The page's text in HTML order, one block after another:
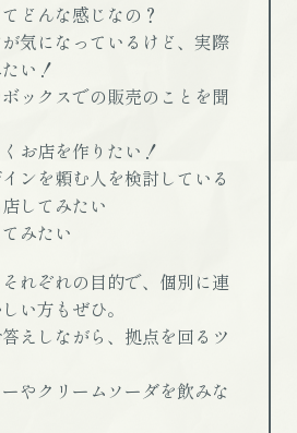
どんな感じなの？
気になっているけど、実際
い！
ックスでの販売のことを聞
お店を作りたい！
ンを頼む人を検討している
してみたい
みたい
れぞれの目的で、個別に連
い方もぜひ。
えしながら、拠点を回るツ
やクリームソーダを飲みな